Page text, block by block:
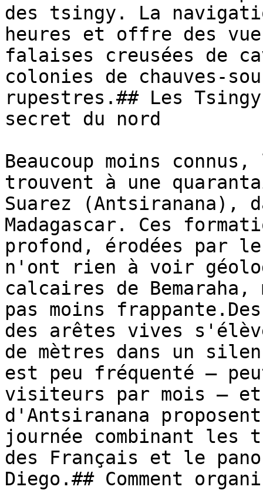
des tsingy. La
heures et offre des
falaises creusées de
colonies de chauves-
rupestres.## Les
secret du nord
Beaucoup moins
trouvent à une
Suarez (Antsiranana),
Madagascar. Ces
profond, érodées par
n'ont rien à voir
calcaires de
pas moins
des arêtes vives
de mètres dans un
est peu fréquenté —
visiteurs par mois —
d'Antsiranana
journée combinant les
des Français et le
Diego.## Comment